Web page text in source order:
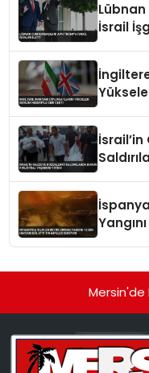
Lübnan
İsrail
İsrail’in
Mersin'de